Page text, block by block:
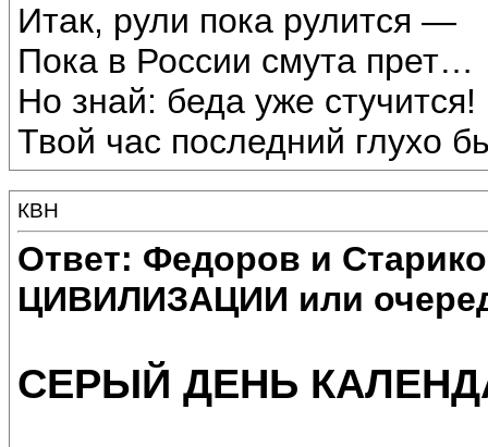
Итак, рули пока рулится —
Пока в России смута прет…
Но знай: беда уже стучится!
Твой час последний глухо
КВН
Ответ: Федоров и
ЦИВИЛИЗАЦИИ или
СЕРЫЙ ДЕНЬ